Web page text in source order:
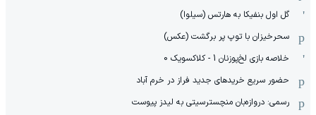
گل اول بنفیکا به هارتس (سیلوا)
سحرخیزان با توپ پر برگشت (عکس)
خلاصه بازی لخ‌پوزنان 1 - کلاکسویک 0
حضور سریع خریدهای جدید فراز در خرم آباد
رسمی: دروازه‌بان منچسترسیتی به لیدز پیوست